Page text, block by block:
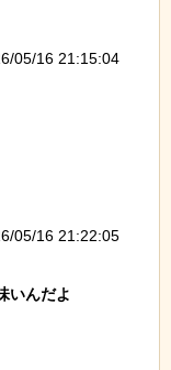
05/16 21:15:04
05/16 21:22:05
いんだよ